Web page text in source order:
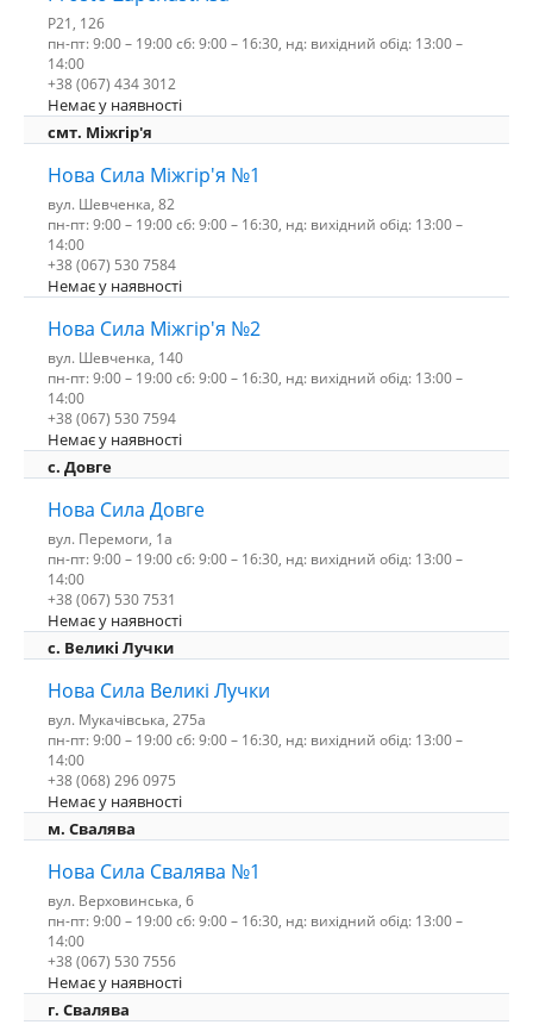
P21, 126
пн-пт: 9:00 – 19:00 сб: 9:00 – 16:30, нд: вихідний обід: 13:00 –
14:00
+38 (067) 434 3012
Немає у наявності
смт. Міжгір'я
Нова Сила Міжгір'я №1
вул. Шевченка, 82
пн-пт: 9:00 – 19:00 сб: 9:00 – 16:30, нд: вихідний обід: 13:00 –
14:00
+38 (067) 530 7584
Немає у наявності
Нова Сила Міжгір'я №2
вул. Шевченка, 140
пн-пт: 9:00 – 19:00 сб: 9:00 – 16:30, нд: вихідний обід: 13:00 –
14:00
+38 (067) 530 7594
Немає у наявності
с. Довге
Нова Сила Довге
вул. Перемоги, 1а
пн-пт: 9:00 – 19:00 сб: 9:00 – 16:30, нд: вихідний обід: 13:00 –
14:00
+38 (067) 530 7531
Немає у наявності
c. Великі Лучки
Нова Сила Великі Лучки
вул. Мукачівська, 275а
пн-пт: 9:00 – 19:00 сб: 9:00 – 16:30, нд: вихідний обід: 13:00 –
14:00
+38 (068) 296 0975
Немає у наявності
м. Свалява
Нова Сила Свалява №1
вул. Верховинська, 6
пн-пт: 9:00 – 19:00 сб: 9:00 – 16:30, нд: вихідний обід: 13:00 –
14:00
+38 (067) 530 7556
Немає у наявності
г. Свалява